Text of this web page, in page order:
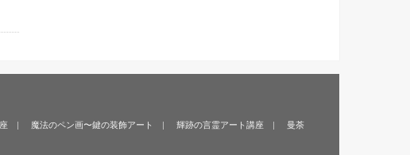
魔法のペン画〜鍵の装飾アート 輝跡の言霊アート講座
曼荼